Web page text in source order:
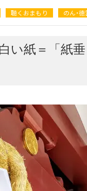
聴くおまもり のん・
い紙＝「紙